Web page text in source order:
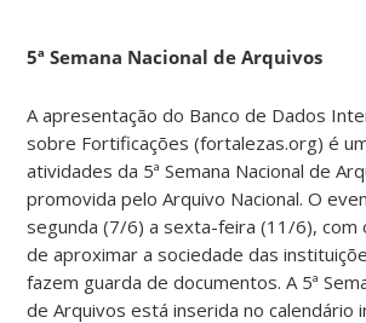
5ª Semana Nacional de Arquivos
A apresentação do Banco de Dados
sobre Fortificações (fortalezas.org) é
atividades da 5ª Semana Nacional de
promovida pelo Arquivo Nacional. O
segunda (7/6) a sexta-feira (11/6), com
de aproximar a sociedade das
fazem guarda de documentos. A 5ª
de Arquivos está inserida no calendário